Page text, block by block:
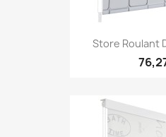
Store Roulant